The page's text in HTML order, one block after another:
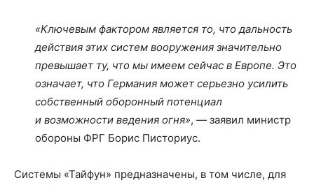
«Ключевым фактором является то, что дальность
действия этих систем вооружения значительно
превышает ту, что мы имеем сейчас в Европе. Это
означает, что Германия может серьезно усилить
собственный оборонный потенциал
и возможности ведения огня», — заявил министр
обороны ФРГ Борис Писториус.
Системы «Тайфун» предназначены, в том числе, для